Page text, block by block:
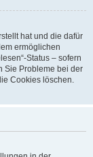
hat und die dafür
ermöglichen
Status – sofern
Sie Probleme bei der
Cookies löschen.